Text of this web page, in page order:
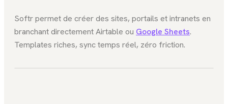
Softr permet de créer des sites, portails et intranets en
branchant directement Airtable ou Google Sheets.
Templates riches, sync temps réel, zéro friction.
FIG. 01Applications web